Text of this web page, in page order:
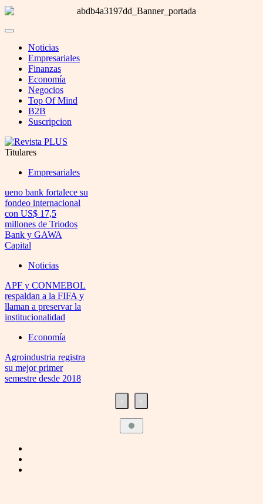
Noticias
Empresariales
Finanzas
Economía
Negocios
Top Of Mind
B2B
Suscripcion
Titulares
Empresariales
ueno bank fortalece su
fondeo internacional
con US$ 17,5
millones de Triodos
Bank y GAWA
Capital
Noticias
APF y CONMEBOL
respaldan a la FIFA y
llaman a preservar la
institucionalidad
Economía
Agroindustria registra
su mejor primer
semestre desde 2018
‹ ›